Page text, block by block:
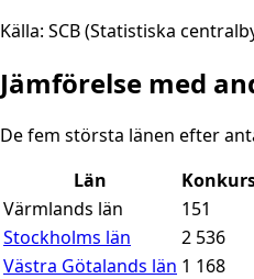
Källa: SCB (Statistiska
Jämförelse med
De fem största länen efter
Län
Värmlands län
151
Stockholms län
2 536
Västra Götalands län 1 168